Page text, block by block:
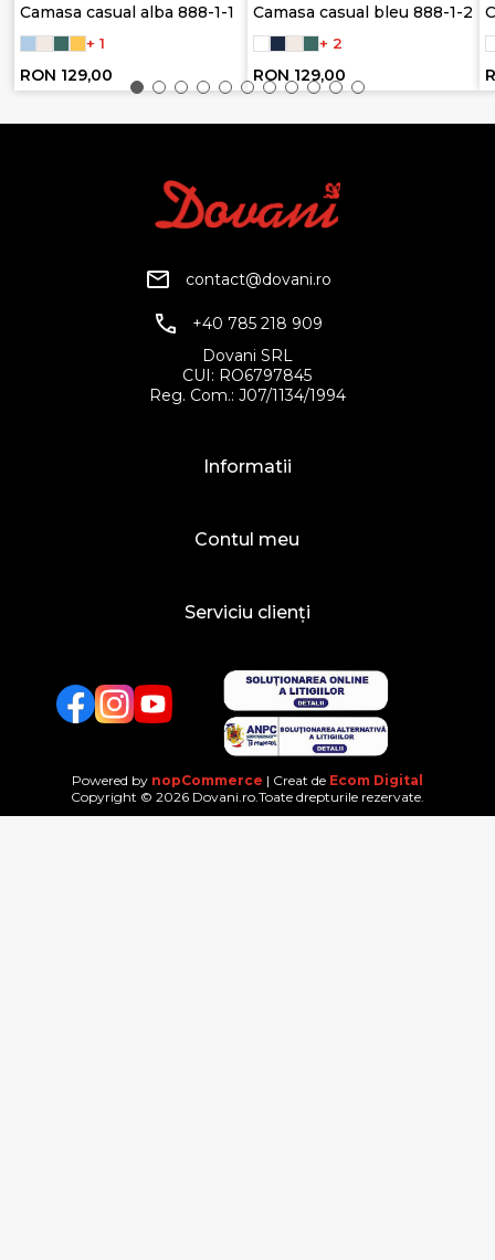
Camasa casual alba 888-1-1
+ 1
RON 129,00
Camasa casual bleu 888-1-2
+ 2
RON 129,00
contact@dovani.ro
+40 785 218 909
Dovani SRL
CUI: RO6797845
Reg. Com.: J07/1134/1994
Informatii
Contul meu
Serviciu clienți
FacebookTwitterYouTube
Powered by nopCommerce | Creat de Ecom Digital
Copyright © 2026 Dovani.ro.Toate drepturile rezervate.